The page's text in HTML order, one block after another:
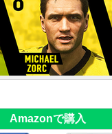
Amazonで購入